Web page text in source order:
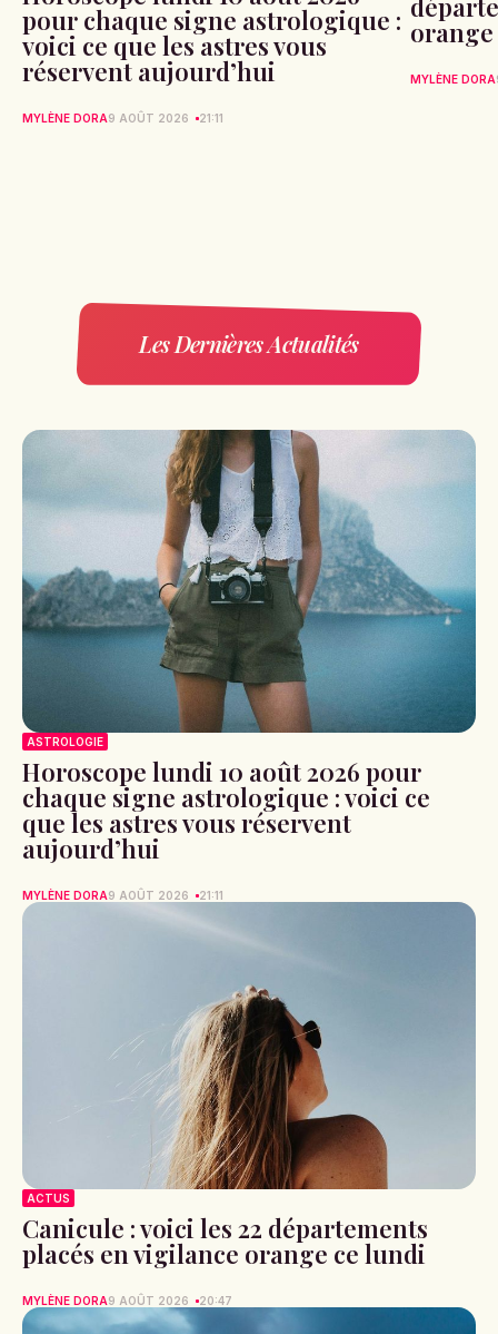
pour chaque signe astrologique :
voici ce que les astres vous
réservent aujourd’hui
MYLÈNE DORA9 AOÛT 2026 21:11
MYLÈNE DORA
Les Dernières Actualités
ASTROLOGIE
Horoscope lundi 10 août 2026 pour
chaque signe astrologique : voici ce
que les astres vous réservent
aujourd’hui
MYLÈNE DORA9 AOÛT 2026 21:11
ACTUS
Canicule : voici les 22 départements
placés en vigilance orange ce lundi
MYLÈNE DORA9 AOÛT 2026 20:47